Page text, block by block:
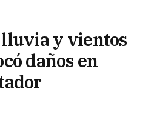
y vientos
daños en